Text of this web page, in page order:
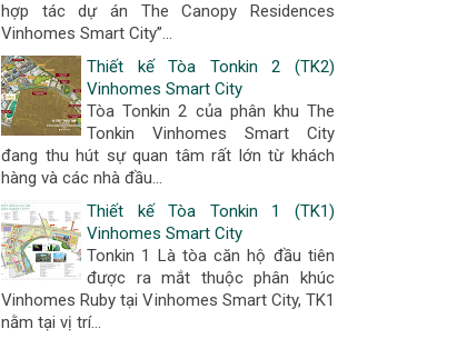
hợp tác dự án The Canopy Residences
Vinhomes Smart City”...
Thiết kế Tòa Tonkin 2 (TK2)
Vinhomes Smart City
Tòa Tonkin 2 của phân khu The
Tonkin Vinhomes Smart City
đang thu hút sự quan tâm rất lớn từ khách
hàng và các nhà đầu...
Thiết kế Tòa Tonkin 1 (TK1)
Vinhomes Smart City
Tonkin 1 Là tòa căn hộ đầu tiên
được ra mắt thuộc phân khúc
Vinhomes Ruby tại Vinhomes Smart City, TK1
nằm tại vị trí...